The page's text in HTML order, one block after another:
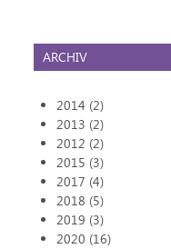
ARCHIV
2014 (2)
2013 (2)
2012 (2)
2015 (3)
2017 (4)
2018 (5)
2019 (3)
2020 (16)